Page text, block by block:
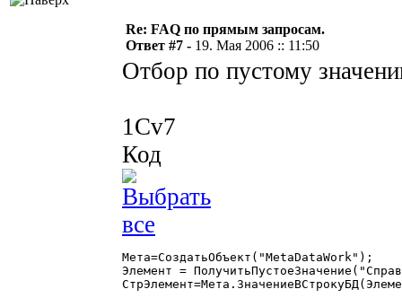
Re: FAQ по прямым запросам.
Ответ #7 - 19. Мая 2006 :: 11:50
Отбор по пустому
1Cv7
Код
Мета=СоздатьОбъект("MetaDataWork");
Элемент =